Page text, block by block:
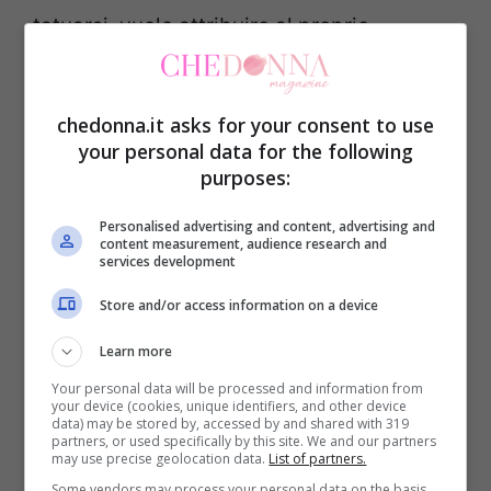
tatuarsi, vuole attribuire al proprio
POTREBBE INTERESSARTI ANCHE ->
Tatuaggi ispirati al mondo degli anime
Una strega a bordo di una scopa indicherà
infatti la voglia di spiccare il volo verso la
libertà. Una con il calderone può indicare
invece il potere femminile in azione mentre
la strega con il gatto nero può essere un
semplice classico o esprimere l’unione tra
chedonna.it asks for your consent to use
your personal data for the following
purposes:
Personalised advertising and content, advertising and
content measurement, audience research and
services development
Store and/or access information on a device
Learn more
Your personal data will be processed and information from
your device (cookies, unique identifiers, and other device
data) may be stored by, accessed by and shared with 319
partners, or used specifically by this site. We and our partners
may use precise geolocation data. List of partners.